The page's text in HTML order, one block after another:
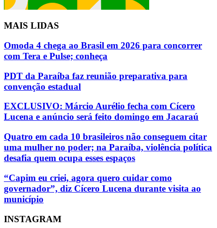
MAIS LIDAS
Omoda 4 chega ao Brasil em 2026 para concorrer
com Tera e Pulse; conheça
PDT da Paraíba faz reunião preparativa para
convenção estadual
EXCLUSIVO: Márcio Aurélio fecha com Cícero
Lucena e anúncio será feito domingo em Jacaraú
Quatro em cada 10 brasileiros não conseguem citar
uma mulher no poder; na Paraíba, violência política
desafia quem ocupa esses espaços
“Capim eu criei, agora quero cuidar como
governador”, diz Cícero Lucena durante visita ao
município
INSTAGRAM